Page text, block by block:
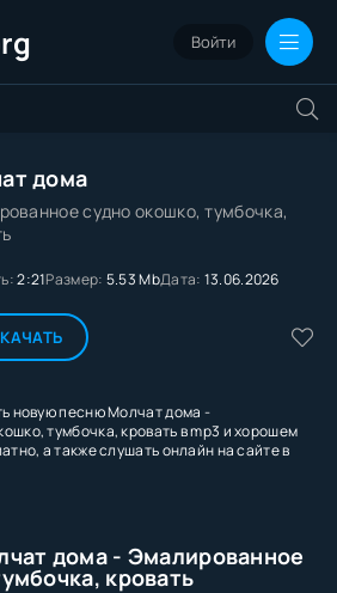
Войти
дома
судно окошко, тумбочка,
2:21Размер: 5.53 MbДата: 13.06.2026
новую песню Молчат дома -
тумбочка, кровать в mp3 и хорошем
а также слушать онлайн на сайте в
дома - Эмалированное
кровать